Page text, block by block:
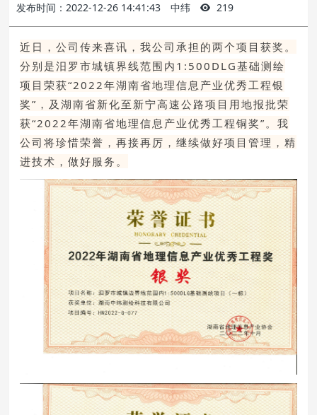
发布时间：2022-12-26 14:41:43 中纬 219
近日，公司传来喜讯，我公司承担的两个项目获奖。
分别是汨罗市城镇界线范围内 1:500DLG基础测绘
项目荣获“2022年湖南省地理信息产业优秀工程银
奖” ，及湖南省新化至新宁高速公路项目用地报批荣
获“2022年湖南省地理信息产业优秀工程铜奖”。我
公司将珍惜荣誉，再接再厉，继续做好项目管理，精
进技术，做好服务 。